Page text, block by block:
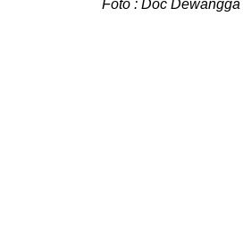
Foto : Doc Dewangga